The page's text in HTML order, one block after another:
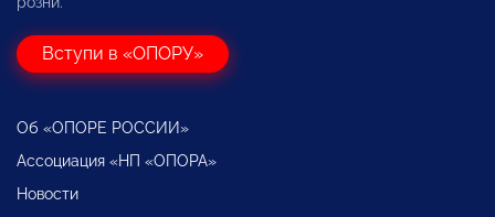
Вступи в «ОПОРУ»
Об «ОПОРЕ РОССИИ»
Ассоциация «НП «ОПОРА»
Новости